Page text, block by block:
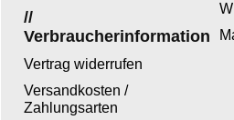
//
Verbraucherinformation
Vertrag widerrufen
Versandkosten /
Zahlungsarten